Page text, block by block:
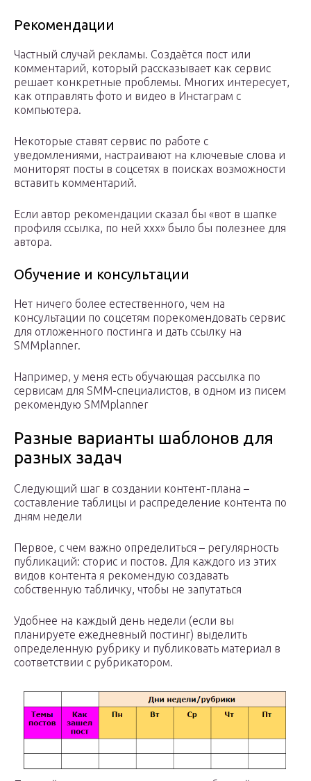
Рекомендации
Частный случай рекламы. Создаётся пост или
комментарий, который рассказывает как сервис
решает конкретные проблемы. Многих интересует,
как отправлять фото и видео в Инстаграм с
компьютера.
Некоторые ставят сервис по работе с
уведомлениями, настраивают на ключевые слова и
мониторят посты в соцсетях в поисках возможности
вставить комментарий.
Если автор рекомендации сказал бы «вот в шапке
профиля ссылка, по ней ххх» было бы полезнее для
автора.
Обучение и консультации
Нет ничего более естественного, чем на
консультации по соцсетям порекомендовать сервис
для отложенного постинга и дать ссылку на
SMMplanner.
Например, у меня есть обучающая рассылка по
сервисам для SMM-специалистов, в одном из писем
рекомендую SMMplanner
Разные варианты шаблонов для
разных задач
Следующий шаг в создании контент-плана –
составление таблицы и распределение контента по
дням недели
Первое, с чем важно определиться – регулярность
публикаций: сторис и постов. Для каждого из этих
видов контента я рекомендую создавать
собственную табличку, чтобы не запутаться
Удобнее на каждый день недели (если вы
планируете ежедневный постинг) выделить
определенную рубрику и публиковать материал в
соответствии с рубрикатором.